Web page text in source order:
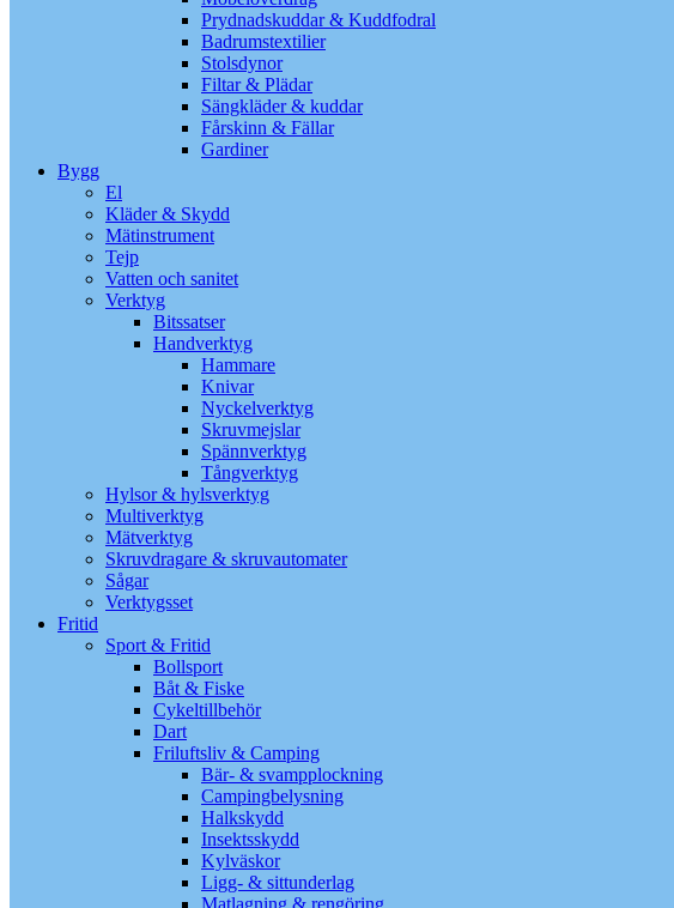
Prydnadskuddar & Kuddfodral
Badrumstextilier
Stolsdynor
Filtar & Plädar
Sängkläder & kuddar
Fårskinn & Fällar
Gardiner
Bygg
El
Kläder & Skydd
Mätinstrument
Tejp
Vatten och sanitet
Verktyg
Bitssatser
Handverktyg
Hammare
Knivar
Nyckelverktyg
Skruvmejslar
Spännverktyg
Tångverktyg
Hylsor & hylsverktyg
Multiverktyg
Mätverktyg
Skruvdragare & skruvautomater
Sågar
Verktygsset
Fritid
Sport & Fritid
Bollsport
Båt & Fiske
Cykeltillbehör
Dart
Friluftsliv & Camping
Bär- & svampplockning
Campingbelysning
Halkskydd
Insektsskydd
Kylväskor
Ligg- & sittunderlag
Matlagning & rengöring